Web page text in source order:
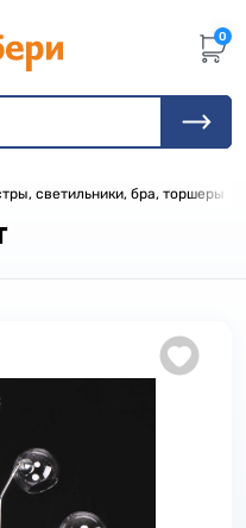
0
светильники, бра, торшеры